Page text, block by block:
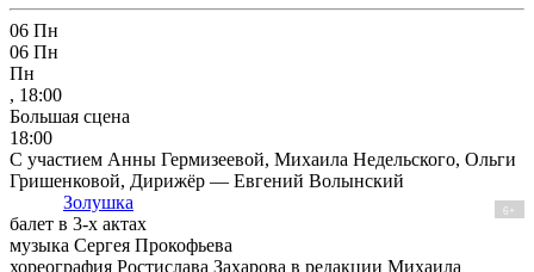
06 Пн
06 Пн
Пн
, 18:00
Большая сцена
18:00
С участием Анны Гермизеевой, Михаила Недельского, Ольги
Гришенковой, Дирижёр — Евгений Волынский
Золушка
6+
балет в 3-х актах
музыка Сергея Прокофьева
хореография Ростислава Захарова в редакции Михаила